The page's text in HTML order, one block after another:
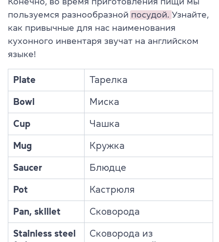
пользуемся разнообразной посудой. Узнайте,
как привычные для нас наименования
кухонного инвентаря звучат на английском
языке!
Plate Тарелка
Bowl Миска
Cup Чашка
Mug Кружка
Saucer Блюдце
Pot Кастрюля
Pan, skillet Сковорода
Stainless steel
Сковорода из